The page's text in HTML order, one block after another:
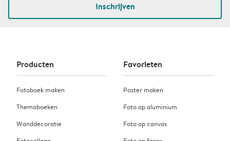
Inschrijven
Producten
Fotoboek maken
Themaboeken
Wanddecoratie
Favorieten
Poster maken
Foto op aluminium
Foto op canvas